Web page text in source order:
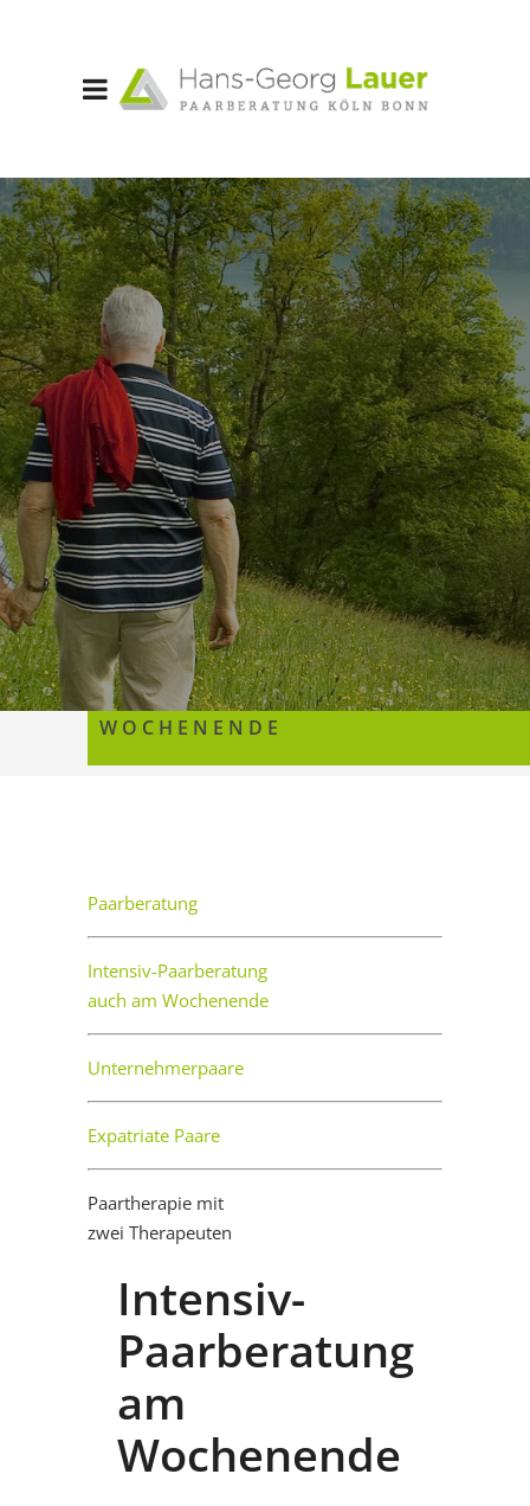
INTENSIV PAARBERATUNG AM
WOCHENENDE
Paarberatung
Intensiv-Paarberatung
auch am Wochenende
Unternehmerpaare
Expatriate Paare
Paartherapie mit
zwei Therapeuten
Intensiv-
Paarberatung
am
Wochenende